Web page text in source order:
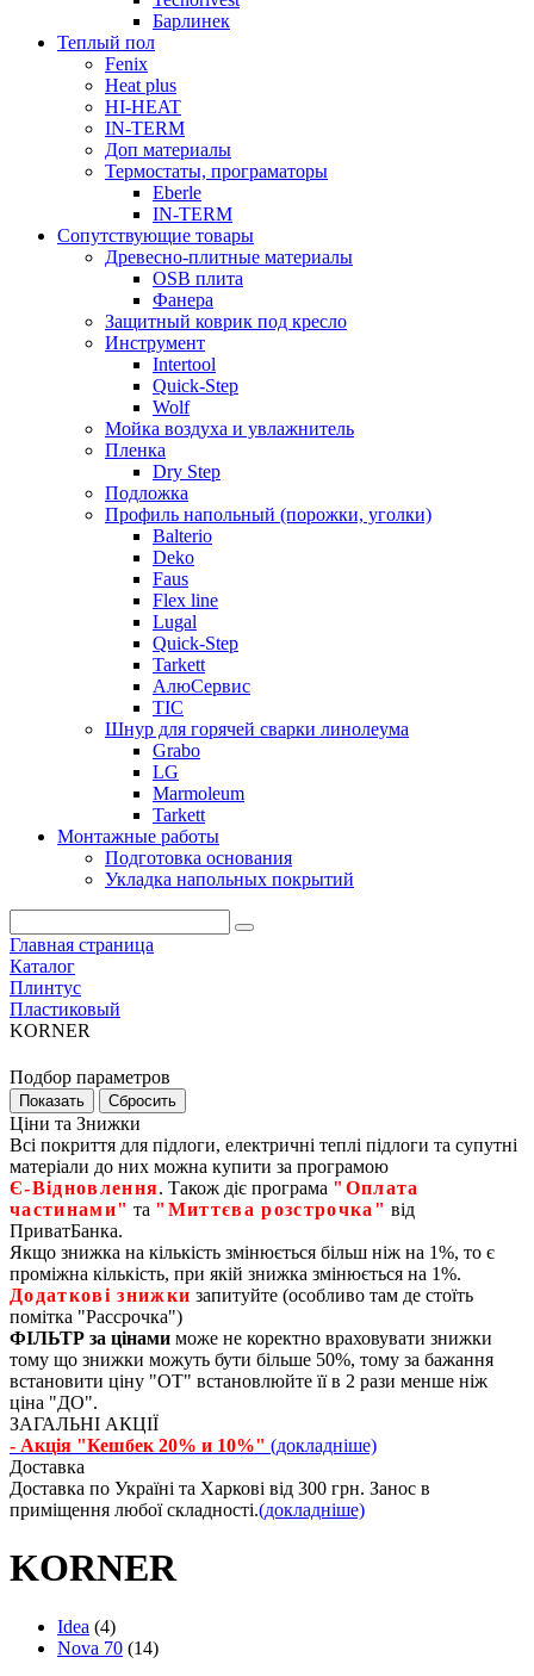
Барлинек
Теплый пол
Fenix
Heat plus
HI-HEAT
IN-TERM
Доп материалы
Термостаты, програматоры
Eberle
IN-TERM
Сопутствующие товары
Древесно-плитные материалы
OSB плита
Фанера
Защитный коврик под кресло
Инструмент
Intertool
Quick-Step
Wolf
Мойка воздуха и увлажнитель
Пленка
Dry Step
Подложка
Профиль напольный (порожки, уголки)
Balterio
Deko
Faus
Flex line
Lugal
Quick-Step
Tarkett
АлюСервис
ТІС
Шнур для горячей сварки линолеума
Grabo
LG
Marmoleum
Tarkett
Монтажные работы
Подготовка основания
Укладка напольных покрытий
Главная страница
Каталог
Плинтус
Пластиковый
KORNER
Подбор параметров
Ціни та Знижки
Всі покриття для підлоги, електричні теплі підлоги та супутні
матеріали до них можна купити за програмою
Є‑Відновлення. Також діє програма "Оплата
частинами" та "Миттєва розстрочка" від
ПриватБанка.
Якщо знижка на кількість змінюється більш ніж на 1%, то є
проміжна кількість, при якій знижка змінюється на 1%.
Додаткові знижки запитуйте (особливо там де стоїть
помітка "Рассрочка")
ФІЛЬТР за цінами може не коректно враховувати знижки
тому що знижки можуть бути більше 50%, тому за бажання
встановити ціну "ОТ" встановлюйте її в 2 рази менше ніж
ціна "ДО".
ЗАГАЛЬНІ АКЦІЇ
- Акція "Кешбек 20% и 10%" (докладніше)
Доставка
Доставка по Україні та Харкові від 300 грн. Занос в
приміщення любої складності.(докладніше)
KORNER
Idea (4)
Nova 70 (14)